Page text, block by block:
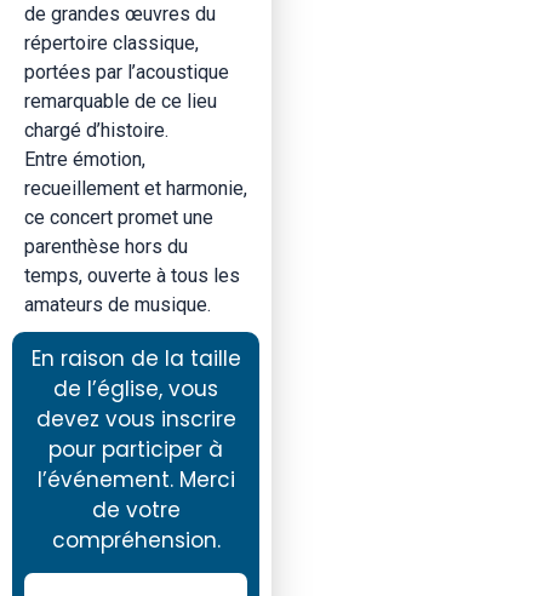
de grandes œuvres du
répertoire classique,
portées par l’acoustique
remarquable de ce lieu
chargé d’histoire.
Entre émotion,
recueillement et harmonie,
ce concert promet une
parenthèse hors du
temps, ouverte à tous les
amateurs de musique.
En raison de la taille
de l’église, vous
devez vous inscrire
pour participer à
l’événement. Merci
de votre
compréhension.